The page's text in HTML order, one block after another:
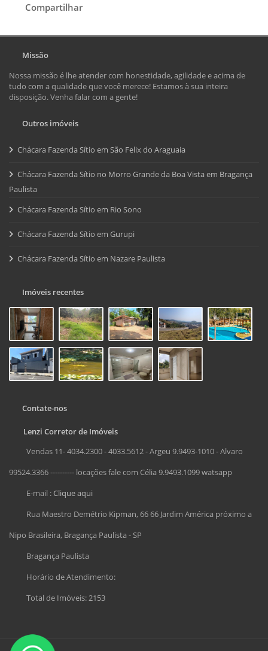
Compartilhar
Missão
Nossa missão é lhe atender com honestidade, agilidade e acima de
tudo com a qualidade que você merece! Estamos à sua inteira
disposição. Venha falar com a gente!
Outros imóveis
Chácara Fazenda Sítio em São Felix do Araguaia
Chácara Fazenda Sítio no Morro Grande da Boa Vista em Bragança
Paulista
Chácara Fazenda Sítio em Rio Sono
Chácara Fazenda Sítio em Gurupi
Chácara Fazenda Sítio em Nazare Paulista
Imóveis recentes
Contate-nos
Lenzi Corretor de Imóveis
Vendas 11- 4034.2300 - 4033.5612 - Argeu 9.9493-1010 - Alvaro
99524.3366 ---------- locações fale com Célia 9.9493.1099 watsapp
E-mail :Clique aqui
Rua Maestro Demétrio Kipman, 66 66 Jardim América próximo a
Nipo Brasileira, Bragança Paulista - SP
Bragança Paulista
Horário de Atendimento:
Total de Imóveis: 2153